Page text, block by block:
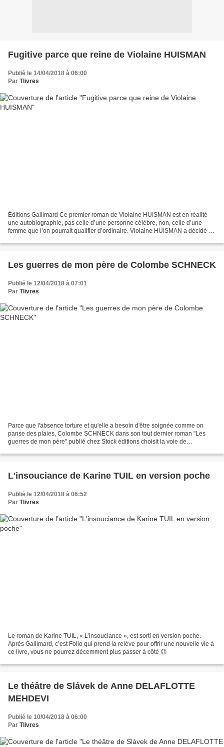
Fugitive parce que reine de Violaine HUISMAN
Publié le 14/04/2018 à 06:00
Par Tlivres
Éditions Gallimard Ce premier roman de Violaine HUISMAN est en réalité
une autobiographie, pas celle d’une personne célèbre, non, celle d’une
femme que l’on pourrait qualifier d’ordinaire. Violaine HUISMAN a décidé de
Les guerres de mon père de Colombe SCHNECK
Publié le 12/04/2018 à 07:01
Par Tlivres
Parce que l'absence torture et qu'elle a besoin d'être soignée comme on
panse des plaies, Colombe SCHNECK dans son tout dernier roman "Les
guerres de mon père" publié chez Stock éditions choisit la voie de
L'insouciance de Karine TUIL en version poche
Publié le 12/04/2018 à 06:52
Par Tlivres
Le roman de Karine TUIL, « L’insouciance », est sorti en version poche.
Après Gallimard, c’est Folio qui prend la relève pour offrir une nouvelle vie à
ce livre, vous ne pourrez décemment plus passer à côté 😉
Le théâtre de Slávek de Anne DELAFLOTTE
MEHDEVI
Publié le 10/04/2018 à 06:00
Par Tlivres